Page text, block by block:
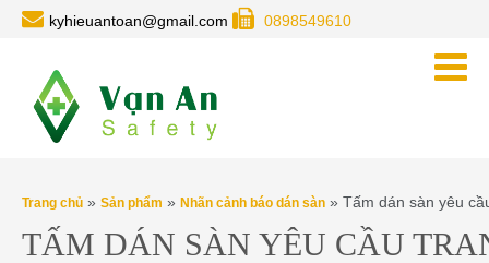
kyhieuantoan@gmail.com 0898549610
Trang chủ » Sản phẩm » Nhãn cảnh báo dán sàn » Tấm dán sàn yêu
TẤM DÁN SÀN YÊU CẦU